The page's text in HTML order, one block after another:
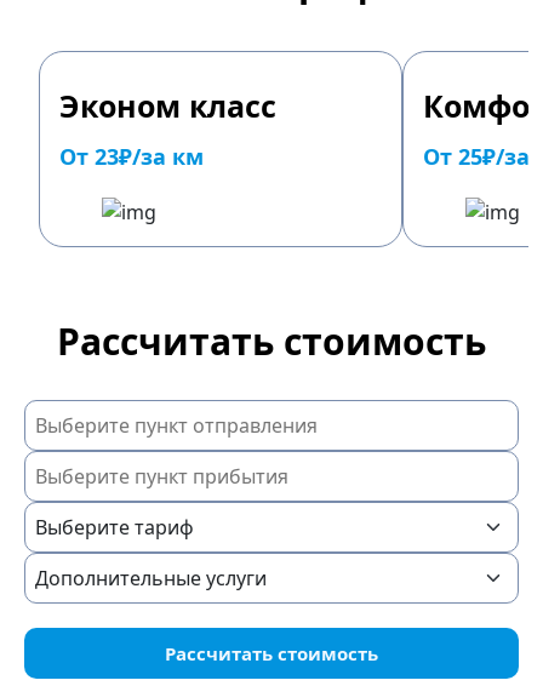
Эконом класс
От 23₽/за км От 25₽/за
Рассчитать стоимость
Рассчитать стоимость